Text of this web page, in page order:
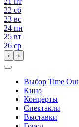
22 сб
23 вс
24 пн
25 вт
26 ср
‹ ›
Выбор Time Out
Кино
Концерты
Спектакли
Выставки